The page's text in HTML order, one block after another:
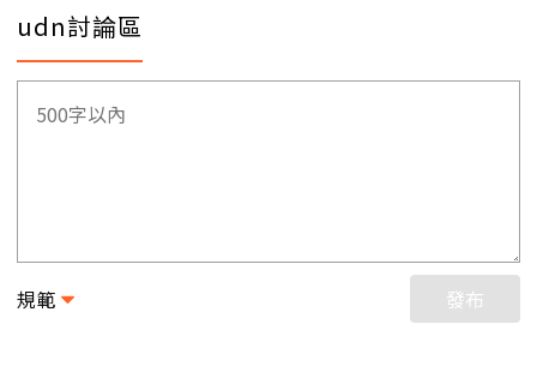
udn討論區
規範 發布